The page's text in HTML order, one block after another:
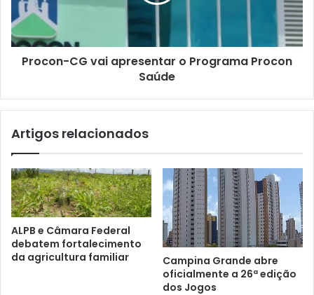
Procon-CG vai apresentar o Programa Procon
Saúde
Artigos relacionados
ALPB e Câmara Federal
debatem fortalecimento
da agricultura familiar
Campina Grande abre
oficialmente a 26ª edição
dos Jogos